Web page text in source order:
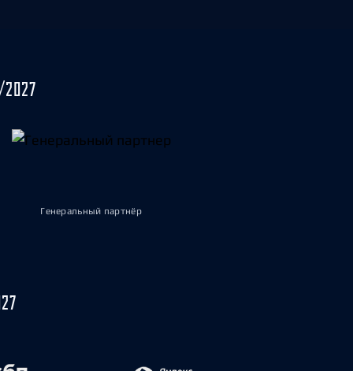
Генеральный партнёр